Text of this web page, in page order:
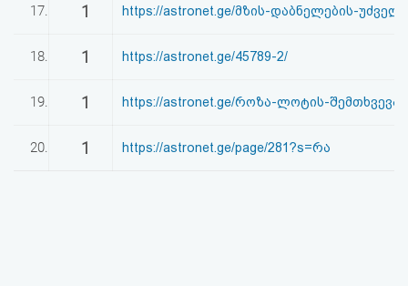
17. 1 https://astronet.ge/მზის-დაბნელების-
18. 1 https://astronet.ge/45789-2/
19. 1 https://astronet.ge/როზა-ლოტის-შემთხვევა/
20. 1 https://astronet.ge/page/281?s=რა